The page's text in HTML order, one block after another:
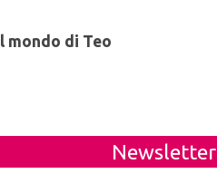
Il mondo di Teo
Newsletter